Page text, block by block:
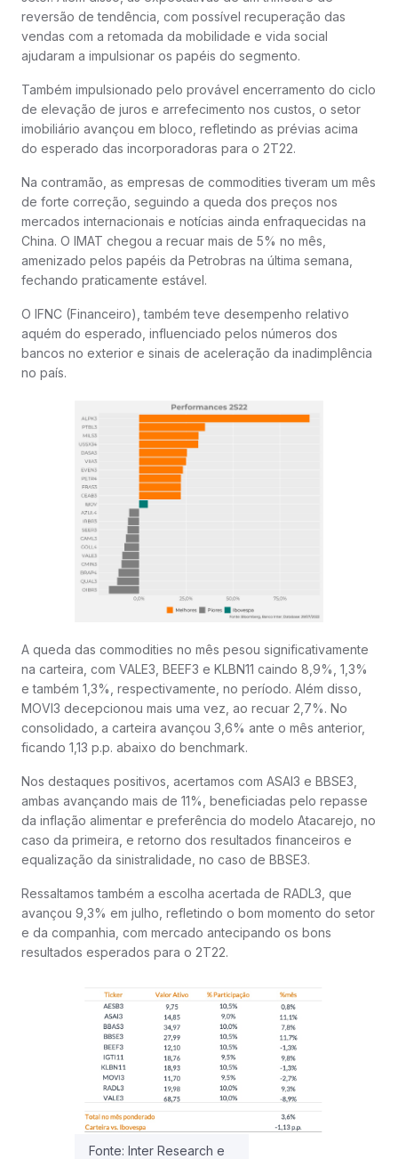
reversão de tendência, com possível recuperação das
vendas com a retomada da mobilidade e vida social
ajudaram a impulsionar os papéis do segmento.
Também impulsionado pelo provável encerramento do ciclo
de elevação de juros e arrefecimento nos custos, o setor
imobiliário avançou em bloco, refletindo as prévias acima
do esperado das incorporadoras para o 2T22.
Na contramão, as empresas de commodities tiveram um mês
de forte correção, seguindo a queda dos preços nos
mercados internacionais e notícias ainda enfraquecidas na
China. O IMAT chegou a recuar mais de 5% no mês,
amenizado pelos papéis da Petrobras na última semana,
fechando praticamente estável.
O IFNC (Financeiro), também teve desempenho relativo
aquém do esperado, influenciado pelos números dos
bancos no exterior e sinais de aceleração da inadimplência
no país.
A queda das commodities no mês pesou significativamente
na carteira, com VALE3, BEEF3 e KLBN11 caindo 8,9%, 1,3%
e também 1,3%, respectivamente, no período. Além disso,
MOVI3 decepcionou mais uma vez, ao recuar 2,7%. No
consolidado, a carteira avançou 3,6% ante o mês anterior,
ficando 1,13 p.p. abaixo do benchmark.
Nos destaques positivos, acertamos com ASAI3 e BBSE3,
ambas avançando mais de 11%, beneficiadas pelo repasse
da inflação alimentar e preferência do modelo Atacarejo, no
caso da primeira, e retorno dos resultados financeiros e
equalização da sinistralidade, no caso de BBSE3.
Ressaltamos também a escolha acertada de RADL3, que
avançou 9,3% em julho, refletindo o bom momento do setor
e da companhia, com mercado antecipando os bons
resultados esperados para o 2T22.
Fonte: Inter Research e